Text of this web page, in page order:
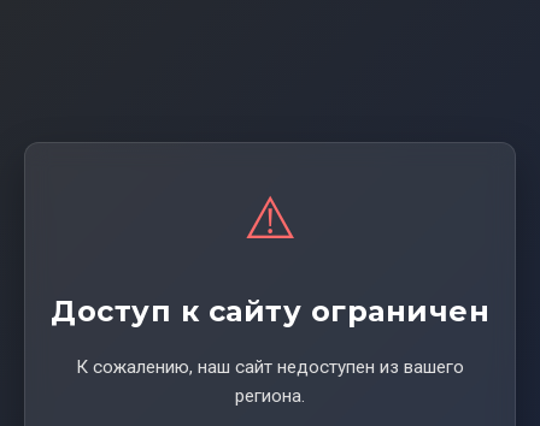
⚠️
Доступ к сайту ограничен
К сожалению, наш сайт недоступен из вашего
региона.